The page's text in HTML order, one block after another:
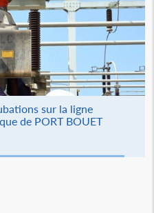
sur la ligne
de PORT BOUET